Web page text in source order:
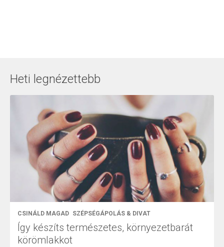
Heti legnézettebb
CSINÁLD MAGAD SZÉPSÉGÁPOLÁS & DIVAT
Így készíts természetes, környezetbarát
körömlakkot